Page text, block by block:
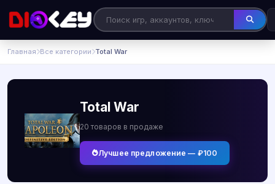
Главная Все категории Total War
Total War
20 товаров в продаже
Лучшее предложение — ₽100